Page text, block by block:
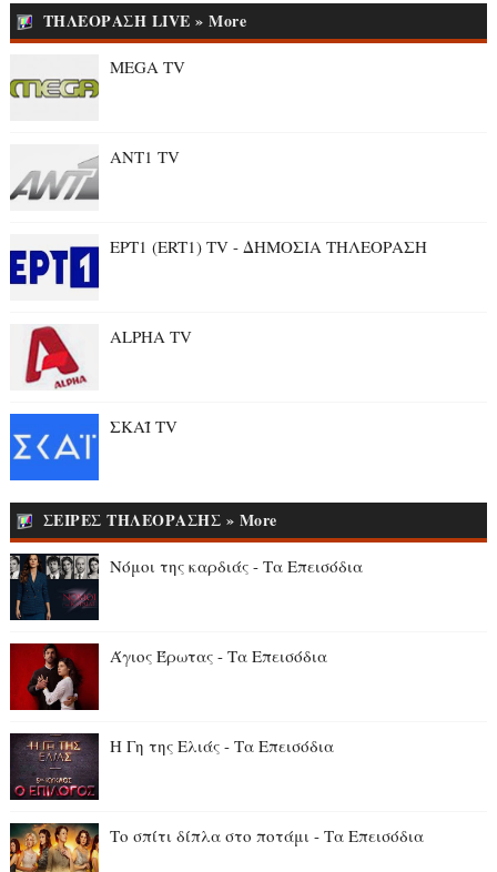
ΤΗΛΕΟΡΑΣΗ LIVE » More
MEGA TV
ANT1 TV
ΕΡΤ1 (ERT1) TV - ΔΗΜΟΣΙΑ ΤΗΛΕΟΡΑΣΗ
ALPHA TV
ΣΚΑΪ TV
ΣΕΙΡΕΣ ΤΗΛΕΟΡΑΣΗΣ » More
Νόμοι της καρδιάς - Τα Επεισόδια
Άγιος Έρωτας - Τα Επεισόδια
Η Γη της Ελιάς - Τα Επεισόδια
Το σπίτι δίπλα στο ποτάμι - Τα Επεισόδια